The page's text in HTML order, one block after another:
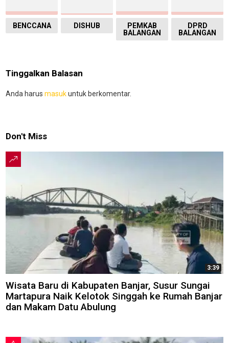
BENCCANA DISHUB
PEMKAB
BALANGAN
DPRD
BALANGAN
Tinggalkan Balasan
Anda harus masukuntuk berkomentar.
Don't Miss
3:39
Wisata Baru di Kabupaten Banjar, Susur Sungai
Martapura Naik Kelotok Singgah ke Rumah Banjar
dan Makam Datu Abulung